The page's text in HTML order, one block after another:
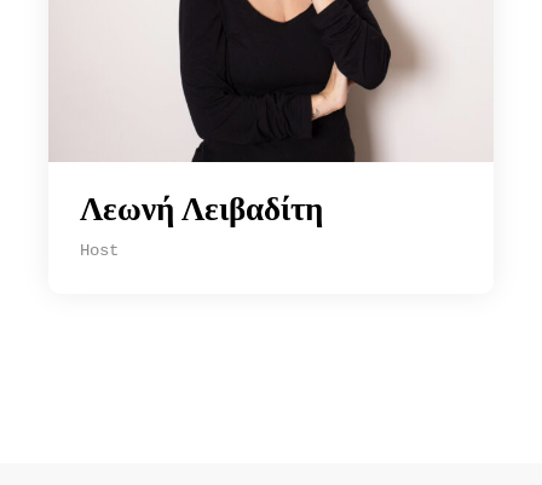
Λεωνή Λειβαδίτη
Host